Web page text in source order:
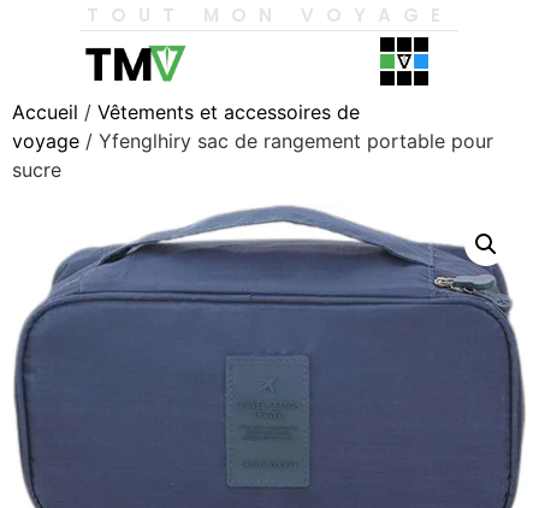
TOUT MON VOYAGE
Accueil / Vêtements et accessoires de
voyage / Yfenglhiry sac de rangement portable pour
sucre